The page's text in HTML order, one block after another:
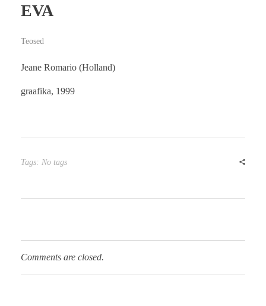
EVA
Teosed
Jeane Romario (Holland)
graafika, 1999
Tags: No tags
Comments are closed.